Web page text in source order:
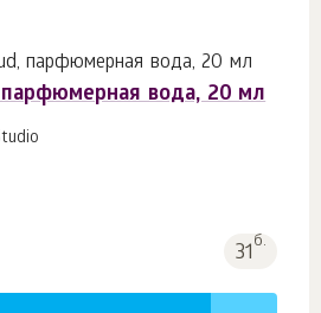
парфюмерная вода, 20 мл
31б.